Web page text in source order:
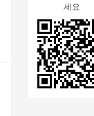
세요